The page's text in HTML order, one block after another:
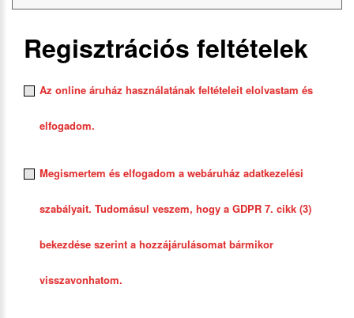
Regisztrációs feltételek
Az online áruház használatának feltételeit elolvastam és
elfogadom.
Megismertem és elfogadom a webáruház adatkezelési
szabályait. Tudomásul veszem, hogy a GDPR 7. cikk (3)
bekezdése szerint a hozzájárulásomat bármikor
visszavonhatom.